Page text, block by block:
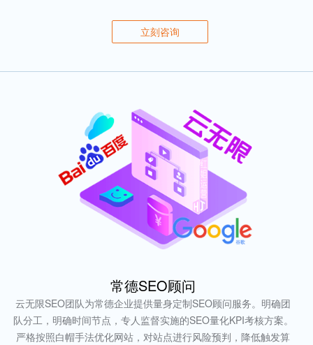
立刻咨询
常德SEO顾问
云无限SEO团队为常德企业提供量身定制SEO顾问服务。明确团
队分工，明确时间节点，专人监督实施的SEO量化KPI考核方案。
严格按照白帽手法优化网站，对站点进行风险预判，降低触发算